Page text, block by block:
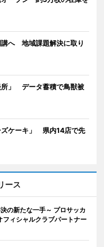
講へ 地域課題解決に取り
所」 データ蓄積で鳥獣被
ズケーキ」 県内14店で先
ース
の新たな一手～ プロサッカ
ィシャルクラブパートナー